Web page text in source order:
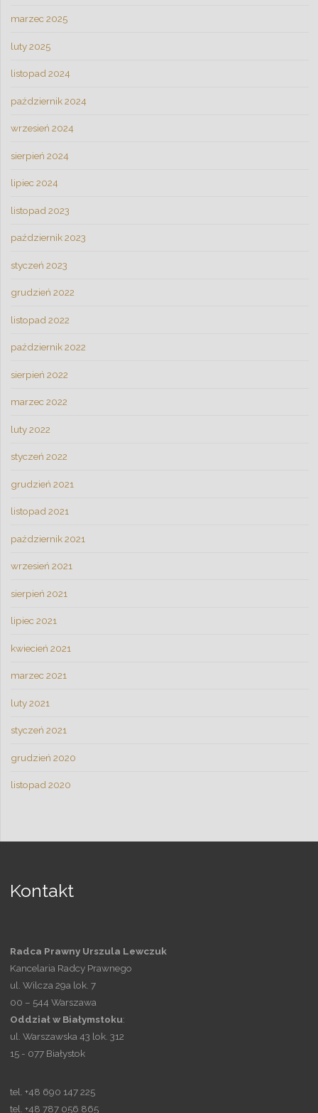
marzec 2025
luty 2025
listopad 2024
październik 2024
wrzesień 2024
sierpień 2024
lipiec 2024
listopad 2023
październik 2023
styczeń 2023
grudzień 2022
listopad 2022
październik 2022
sierpień 2022
marzec 2022
luty 2022
styczeń 2022
grudzień 2021
listopad 2021
październik 2021
wrzesień 2021
sierpień 2021
lipiec 2021
kwiecień 2021
marzec 2021
luty 2021
styczeń 2021
grudzień 2020
listopad 2020
Kontakt
Radca Prawny Urszula Lewczuk
Kancelaria Radcy Prawnego
ul. Wilcza 29a lok. 7
00 – 544 Warszawa
Oddział w Białymstoku:
ul. Warszawska 43 lok. 312
15 - 077 Białystok
tel. +48 690 147 225
tel. +48 787 056 865